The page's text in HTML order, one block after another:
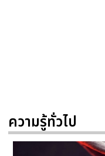
ความรู้ทั่วไป